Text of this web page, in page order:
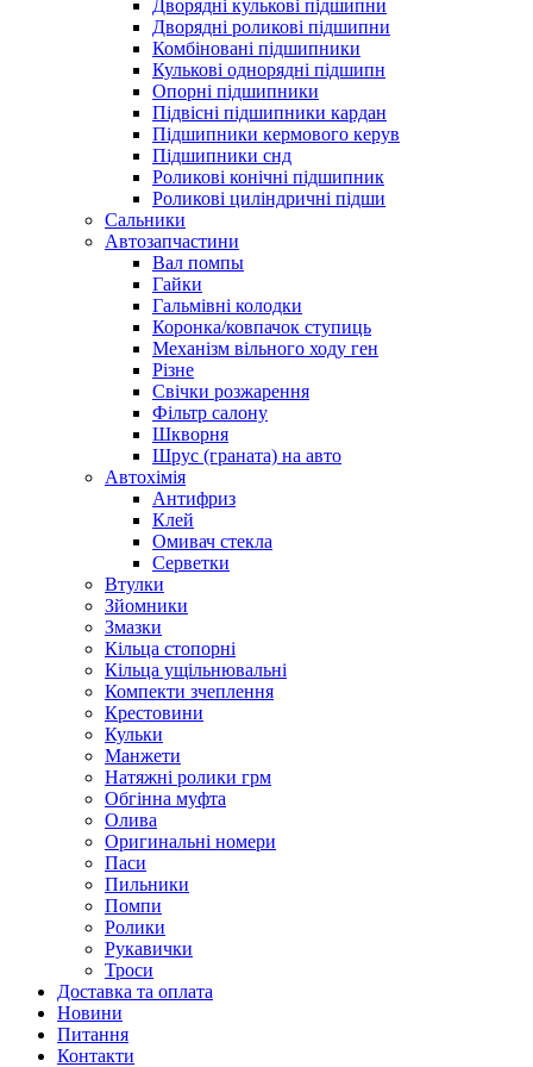
Дворядні кулькові підшипни
Дворядні роликові підшипни
Комбіновані підшипники
Кулькові однорядні підшипн
Опорні підшипники
Підвісні підшипники кардан
Підшипники кермового керув
Підшипники снд
Роликові конічні підшипник
Роликові циліндричні підши
Сальники
Автозапчастини
Вал помпы
Гайки
Гальмівні колодки
Коронка/ковпачок ступиць
Механізм вільного ходу ген
Різне
Свічки розжарення
Фільтр салону
Шкворня
Шрус (граната) на авто
Автохімія
Антифриз
Клей
Омивач стекла
Серветки
Втулки
Зйомники
Змазки
Кільца стопорні
Кільца ущільнювальні
Компекти зчеплення
Крестовини
Кульки
Манжети
Натяжні ролики грм
Обгінна муфта
Олива
Оригинальні номери
Паси
Пильники
Помпи
Ролики
Рукавички
Троси
Доставка та оплата
Новини
Питання
Контакти